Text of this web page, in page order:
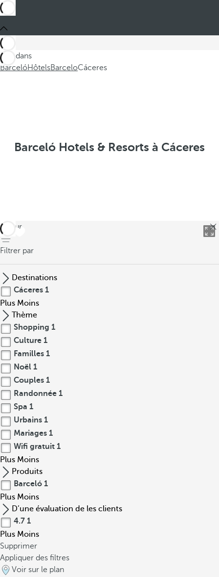
Ces dans
BarcelóHôtelsBarceloCáceres
Barceló Hotels & Resorts à Cáceres
retour
Filtrer par
Destinations
Cáceres 1
Plus Moins
Thème
Shopping 1
Culture 1
Familles 1
Noël 1
Couples 1
Randonnée 1
Spa 1
Urbains 1
Mariages 1
Wifi gratuit 1
Plus Moins
Produits
Barceló 1
Plus Moins
D’une évaluation de les clients
4.7 1
Plus Moins
Supprimer
Appliquer des filtres
Voir sur le plan